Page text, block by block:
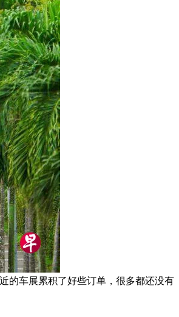
的车展累积了好些订单，很多都还没有